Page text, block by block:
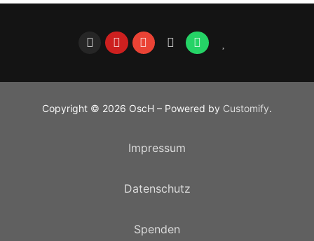
Copyright © 2026 OscH – Powered by Customify.
Impressum
Datenschutz
Spenden